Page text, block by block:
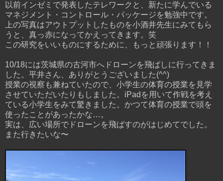
以前インゼミで発表したテレワークと、新たに学んでいる
マネジメント・コントロール・パッケージを勉強中です。
上の写真はアウトプットしたものを小酒井先生にみてもら
うと、真っ赤になってかえってきます。笑
この研究をいいものにするために、もっと頑張ります！！
10/18には茨城県の古河市へドローンを飛ばしに行ってきま
した。平井さん、ありがとうございました(^^)
授業の視察も兼ねていたので、小学生の体育の授業を見学
させていただいたりもしました。iPadを用いて作戦を考え
ている小学生をみて驚きました。かつて体育の授業で頭を
使ったことがあったかな…。
実は、広い場所でドローンを飛ばすのがはじめてでした。
また行きたいな〜